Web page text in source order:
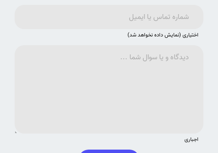
اختیاری (نمایش داده نخواهد شد)
اجباری